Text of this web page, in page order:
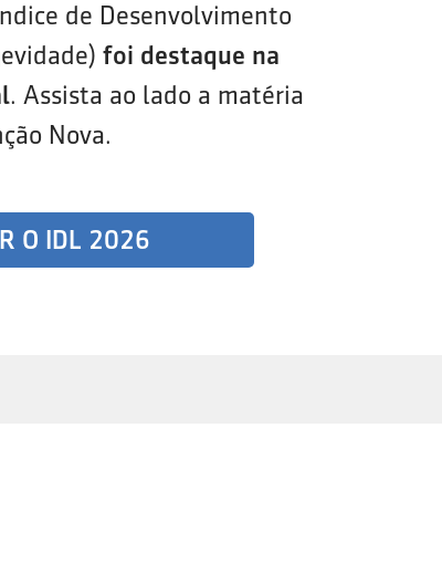
de Desenvolvimento
foi destaque na
. Assista ao lado a matéria
Nova.
O IDL 2026